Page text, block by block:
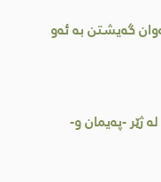
گەیشتن بە ئەو
ژێر -پەیمان و-